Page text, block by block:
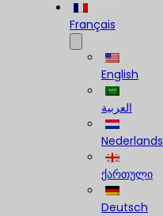
Français
English
العربية
Nederlands
ქართული
Deutsch